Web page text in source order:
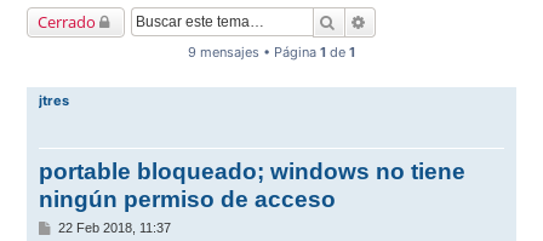
Cerrado Buscar
9 mensajes • Página 1 de 1
jtres
portable bloqueado; windows no tiene
ningún permiso de acceso
M
22 Feb 2018, 11:37